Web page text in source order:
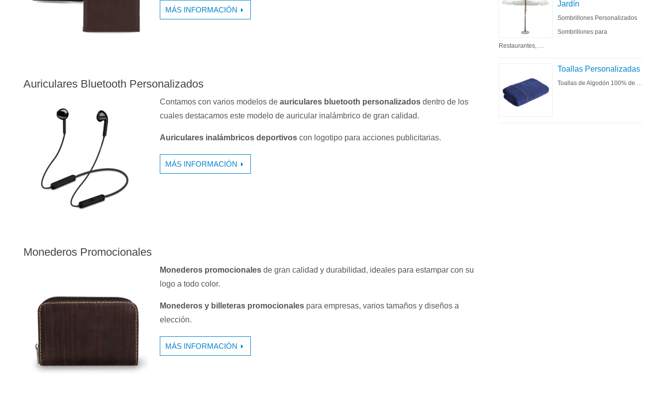
MÁS INFORMACIÓN
Auriculares Bluetooth Personalizados
Contamos con varios modelos de auriculares bluetooth personalizados dentro de los
cuales destacamos este modelo de auricular inalámbrico de gran calidad.
Auriculares inalámbricos deportivos con logotipo para acciones publicitarias.
MÁS INFORMACIÓN
Monederos Promocionales
Monederos promocionales de gran calidad y durabilidad, ideales para estampar con su
logo a todo color.
Monederos y billeteras promocionales para empresas, varios tamaños y diseños a
elección.
MÁS INFORMACIÓN
Jardín
Sombrillones Personalizados
Sombrillones para
Restaurantes, …
Toallas Personalizadas
Toallas de Algodón 100% de …